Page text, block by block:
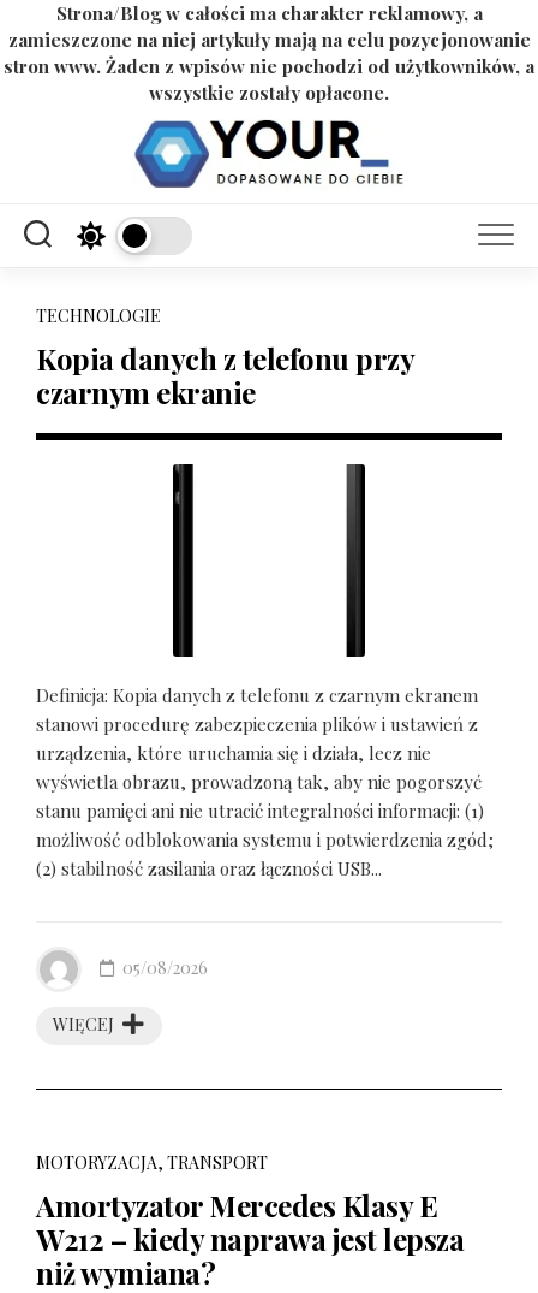
Strona/Blog w całości ma charakter reklamowy, a
zamieszczone na niej artykuły mają na celu pozycjonowanie
stron www. Żaden z wpisów nie pochodzi od użytkowników, a
wszystkie zostały opłacone.
TECHNOLOGIE
Kopia danych z telefonu przy
czarnym ekranie
Definicja: Kopia danych z telefonu z czarnym ekranem
stanowi procedurę zabezpieczenia plików i ustawień z
urządzenia, które uruchamia się i działa, lecz nie
wyświetla obrazu, prowadzoną tak, aby nie pogorszyć
stanu pamięci ani nie utracić integralności informacji: (1)
możliwość odblokowania systemu i potwierdzenia zgód;
(2) stabilność zasilania oraz łączności USB...
WIĘCEJ
05/08/2026
MOTORYZACJA, TRANSPORT
Amortyzator Mercedes Klasy E
W212 – kiedy naprawa jest lepsza
niż wymiana?